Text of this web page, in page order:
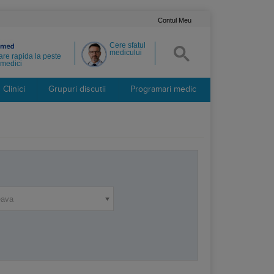
Contul Meu
Cere sfatul
medicului
rapida la peste
Clinici Grupuri discutii Programari medic